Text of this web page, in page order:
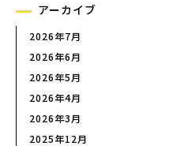
アーカイブ
2026年7月
2026年6月
2026年5月
2026年4月
2026年3月
2025年12月